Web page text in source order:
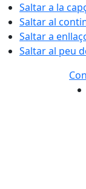
Saltar a la
Saltar al
Saltar a
Saltar al peu